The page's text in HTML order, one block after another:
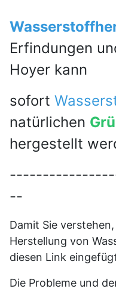
Erfindungen
Hoyer kann
sofort
natürlichen
hergestellt
--
Damit Sie
Herstellung von
diesen Link
Die Probleme und